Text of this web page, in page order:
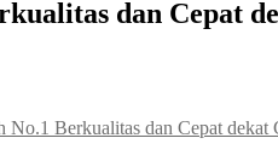
dan Cepat
Berkualitas dan Cepat dekat